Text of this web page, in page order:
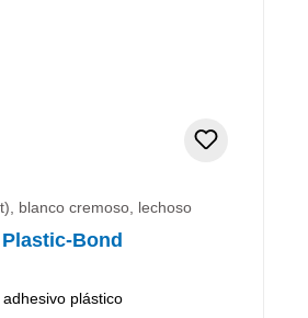
blanco cremoso, lechoso
Plastic-Bond
adhesivo plástico